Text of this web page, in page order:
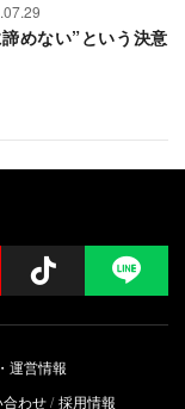
めない”という決意
Follow
運営情報
わせ 採用情報